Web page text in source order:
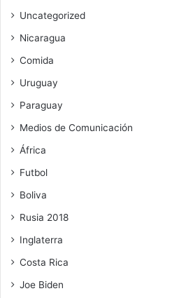
Uncategorized
Nicaragua
Comida
Uruguay
Paraguay
Medios de Comunicación
África
Futbol
Boliva
Rusia 2018
Inglaterra
Costa Rica
Joe Biden